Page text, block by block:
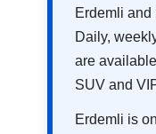
Erdemli and
Daily,
are
SUV and
Erdemli is